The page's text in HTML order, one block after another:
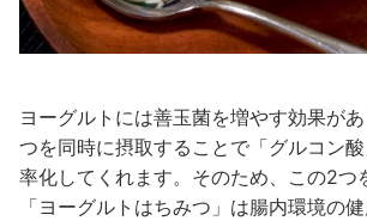
ヨーグルトには善玉菌を増やす効果が
つを同時に摂取することで「グルコン
率化してくれます。そのため、この2つ
「ヨーグルトはちみつ」は腸内環境の